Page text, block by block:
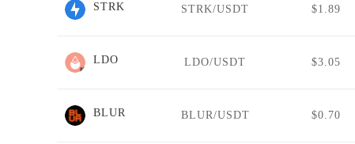
STRK STRK/USDT $1.89
LDO LDO/USDT $3.05
BLUR BLUR/USDT $0.70